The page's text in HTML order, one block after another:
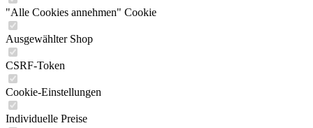
"Alle Cookies annehmen" Cookie
Ausgewählter Shop
CSRF-Token
Cookie-Einstellungen
Individuelle Preise